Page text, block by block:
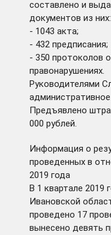
составлено и
документов из них:
- 1043 акта;
- 432 предписания;
- 350 протоколов
правонарушениях.
Руководителями
Предъявлено
000 рублей.
Информация о
проведенных в
2019 года
В 1 квартале 2019
Ивановской
проведено 17
вынесено девять